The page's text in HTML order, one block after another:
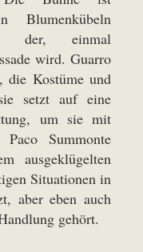
Blumenkübeln
der, einmal
wird. Guarro
die Kostüme und
setzt auf eine
um sie mit
Summonte
ausgeklügelten
Situationen in
aber eben auch
gehört.